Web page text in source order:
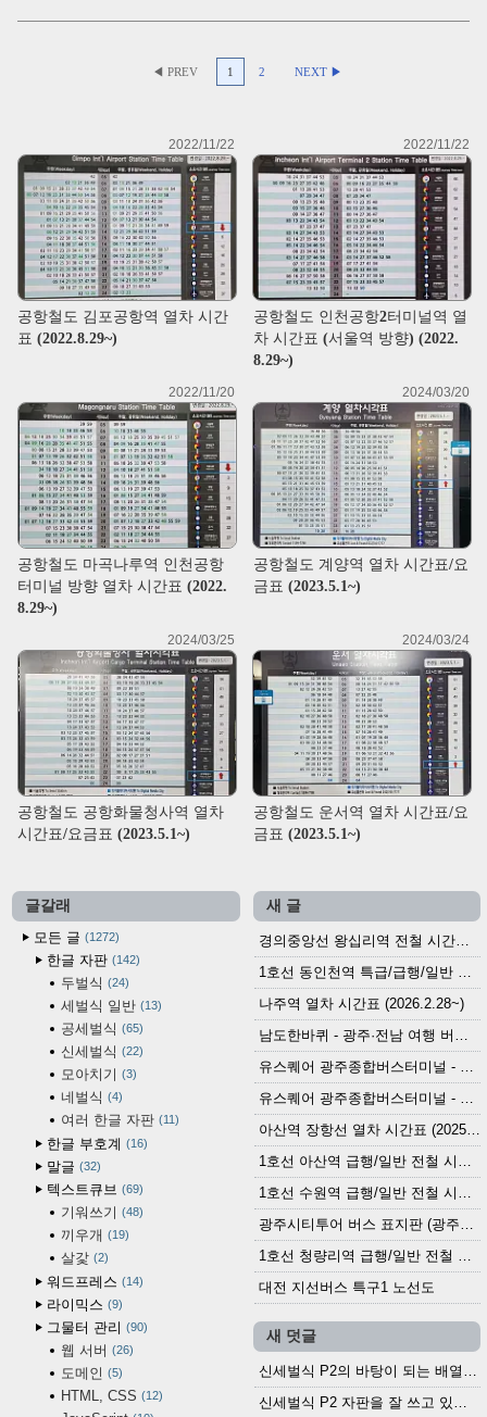
◀ PREV 1 2 NEXT ▶
2022/11/22
공항철도 김포공항역 열차 시간
표 (2022.8.29~)
2022/11/22
공항철도 인천공항2터미널역 열
차 시간표 (서울역 방향) (2022.
8.29~)
2022/11/20
공항철도 마곡나루역 인천공항
터미널 방향 열차 시간표 (2022.
8.29~)
2024/03/20
공항철도 계양역 열차 시간표/요
금표 (2023.5.1~)
2024/03/25
공항철도 공항화물청사역 열차
시간표/요금표 (2023.5.1~)
2024/03/24
공항철도 운서역 열차 시간표/요
금표 (2023.5.1~)
글갈래
모든 글
1272
한글 자판 142
두벌식 24
세벌식 일반 13
공세벌식 65
신세벌식 22
모아치기 3
네벌식 4
여러 한글 자판 11
한글 부호계 16
말글 32
텍스트큐브 69
기워쓰기 48
끼우개 19
살갗 2
워드프레스 14
라이믹스 9
그물터 관리 90
웹 서버 26
도메인 5
HTML, CSS 12
새 글
경의중앙선 왕십리역 전철 시간표 (2026.4.20~)
1호선 동인천역 특급/급행/일반 전철 시간표 (2026.2.28~)
나주역 열차 시간표 (2026.2.28~)
남도한바퀴 - 광주·전남 여행 버스 노선 (2026.3.1~5.31)
유스퀘어 광주종합버스터미널 - 곡성,순천／화순,보성,율포 방면 시외버스 시간표 (2026.1.31)
유스퀘어 광주종합버스터미널 - 담양, 순창, 남원, 무주, 장수, 거창, 대구 방면 시외버스 시간표 (2026...
아산역 장항선 열차 시간표 (2025.12.30 기준) (무궁화호, ITX-마음, 새마을호, 서해금빛열차)
1호선 아산역 급행/일반 전철 시간표 (2025.12.30~)
1호선 수원역 급행/일반 전철 시간표 (2025.12.30~)
광주시티투어 버스 표지판 (광주역 정류장) (2024?)
1호선 청량리역 급행/일반 전철 시간표 · 노선도 (2025.12.30~)
대전 지선버스 특구1 노선도
새 덧글
신세벌식 P2의 바탕이 되는 배열이나 주요 기능...
신세벌식 P2 자판을 잘 쓰고 있습니다. 쓰기 편리...